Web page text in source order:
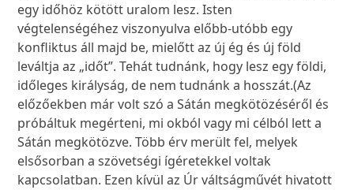
egy időhöz kötött uralom lesz. Isten
végtelenségéhez viszonyulva előbb-utóbb egy
konfliktus áll majd be, mielőtt az új ég és új föld
leváltja az „időt”. Tehát tudnánk, hogy lesz egy földi,
időleges királyság, de nem tudnánk a hosszát.(Az
előzőekben már volt szó a Sátán megkötözéséről és
próbáltuk megérteni, mi okból vagy mi célból lett a
Sátán megkötözve. Több érv merült fel, melyek
elsősorban a szövetségi ígéretekkel voltak
kapcsolatban. Ezen kívül az Úr váltságművét hivatott